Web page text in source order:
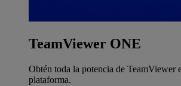
TeamViewer ONE
Obtén toda la potencia de TeamViewer
plataforma.